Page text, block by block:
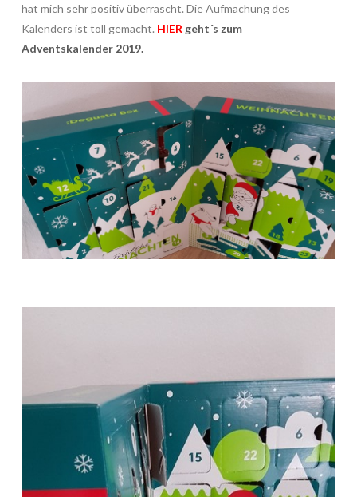
hat mich sehr positiv überrascht. Die Aufmachung des
Kalenders ist toll gemacht. HIER geht´s zum
Adventskalender 2019.